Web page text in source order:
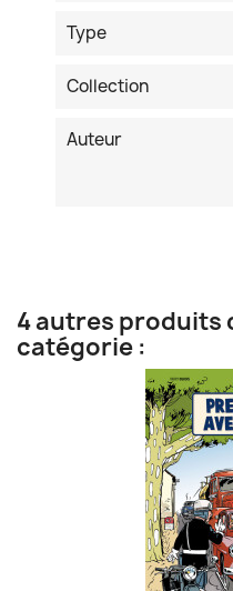
Type
Collection
Auteur
4 autres produits
catégorie :